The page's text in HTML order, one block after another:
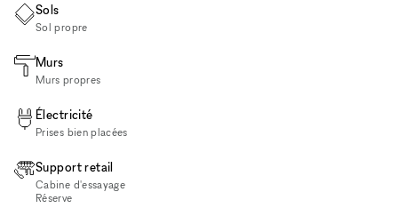
Sols
Sol propre
Murs
Murs propres
Électricité
Prises bien placées
Support retail
Cabine d'essayage
Réserve